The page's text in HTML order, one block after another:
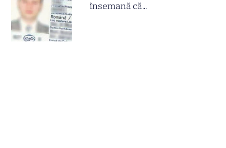
însemană că...